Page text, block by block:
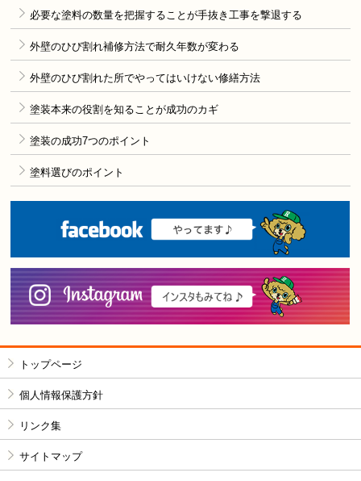
必要な塗料の数量を把握することが手抜き工事を撃退する
外壁のひび割れ補修方法で耐久年数が変わる
外壁のひび割れた所でやってはいけない修繕方法
塗装本来の役割を知ることが成功のカギ
塗装の成功7つのポイント
塗料選びのポイント
トップページ
個人情報保護方針
リンク集
サイトマップ